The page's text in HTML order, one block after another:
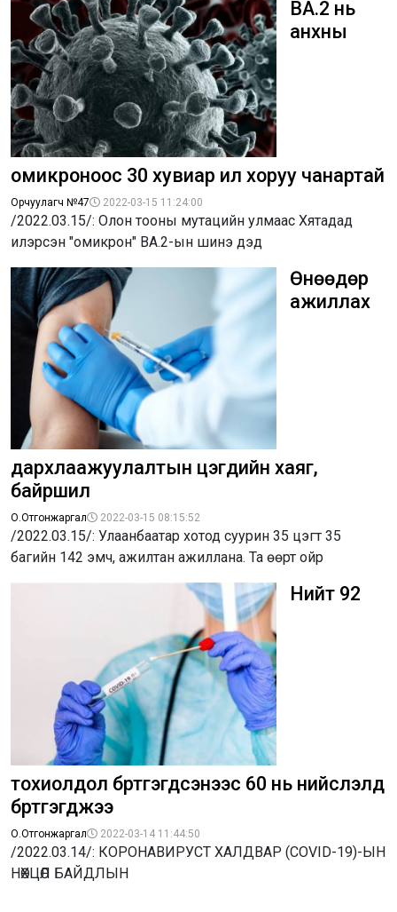
BA.2 нь
анхны
омикроноос 30 хувиар илүү хоруу чанартай
Орчуулагч №47 2022-03-15 11:24:00
/2022.03.15/: Олон тооны мутацийн улмаас Хятадад
илэрсэн "омикрон" BA.2-ын шинэ дэд
Өнөөдөр
ажиллах
дархлаажуулалтын цэгүүдийн хаяг,
байршил
О.Отгонжаргал 2022-03-15 08:15:52
/2022.03.15/: Улаанбаатар хотод суурин 35 цэгт 35
багийн 142 эмч, ажилтан ажиллана. Та өөрт ойр
Нийт 92
тохиолдол бүртгэгдсэнээс 60 нь нийслэлд
бүртгэгджээ
О.Отгонжаргал 2022-03-14 11:44:50
/2022.03.14/: КОРОНАВИРУСТ ХАЛДВАР (COVID-19)-ЫН
НӨХЦӨЛ БАЙДЛЫН